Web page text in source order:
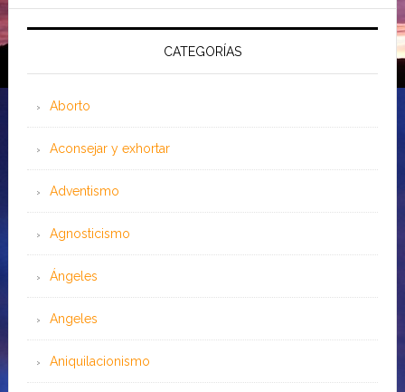
CATEGORÍAS
Aborto
Aconsejar y exhortar
Adventismo
Agnosticismo
Ángeles
Angeles
Aniquilacionismo